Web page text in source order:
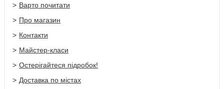
Варто почитати
Про магазин
Контакти
Майстер-класи
Остерігайтеся підробок!
Доставка по містах